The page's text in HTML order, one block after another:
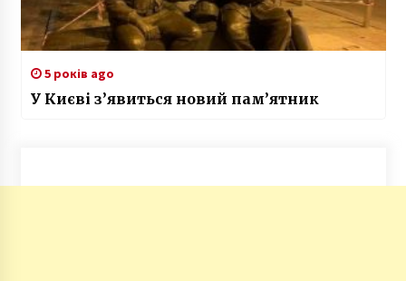
5 років ago
У Києві з’явиться новий пам’ятник